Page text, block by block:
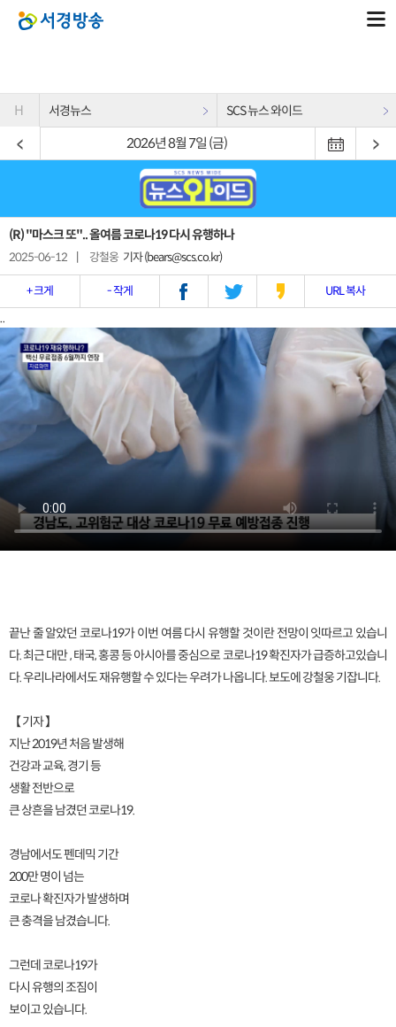
H 서경뉴스 SCS 뉴스 와이드
2026년 8월 7일 (금)
(R) "마스크 또".. 올여름 코로나19 다시 유행하나
2025-06-12 강철웅 기자 (bears@scs.co.kr)
+ 크게 - 작게 URL 복사
..
끝난 줄 알았던 코로나19가 이번 여름 다시 유행할 것이란 전망이 잇따르고 있습니
다. 최근 대만 , 태국, 홍콩 등 아시아를 중심으로 코로나19 확진자가 급증하고있습니
다. 우리나라에서도 재유행할 수 있다는 우려가 나옵니다. 보도에 강철웅 기잡니다.
【 기자 】
지난 2019년 처음 발생해
건강과 교육, 경기 등
생활 전반으로
큰 상흔을 남겼던 코로나19.
경남에서도 펜데믹 기간
200만 명이 넘는
코로나 확진자가 발생하며
큰 충격을 남겼습니다.
그런데 코로나19가
다시 유행의 조짐이
보이고 있습니다.